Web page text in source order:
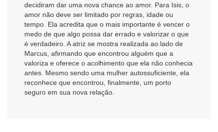
decidiram dar uma nova chance ao amor. Para Isis, o
amor não deve ser limitado por regras, idade ou
tempo. Ela acredita que o mais importante é vencer o
medo de que algo possa dar errado e valorizar o que
é verdadeiro. A atriz se mostra realizada ao lado de
Marcus, afirmando que encontrou alguém que a
valoriza e oferece o acolhimento que ela não conhecia
antes. Mesmo sendo uma mulher autossuficiente, ela
reconhece que encontrou, finalmente, um porto
seguro em sua nova relação.